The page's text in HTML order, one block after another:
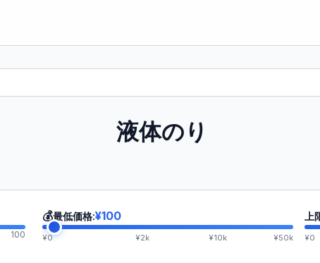
液体のり
100
💰最低価格:¥100
¥0 ¥2k ¥10k ¥50k ¥0